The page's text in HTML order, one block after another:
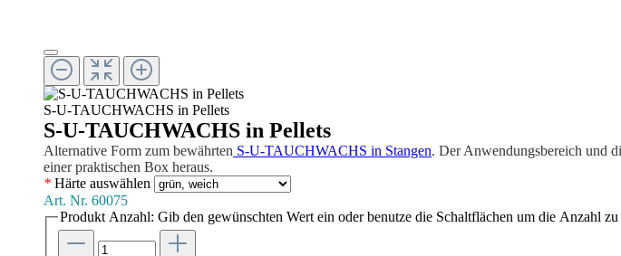
S-U-TAUCHWACHS in Pellets
S-U-TAUCHWACHS in Pellets
Alternative Form zum bewährten S-U-TAUCHWACHS in Stangen. Der Anwendungsbereich und
einer praktischen Box heraus.
* Härte auswählen
Art. Nr. 60075
Produkt Anzahl: Gib den gewünschten Wert ein oder benutze die Schaltflächen um die Anzahl